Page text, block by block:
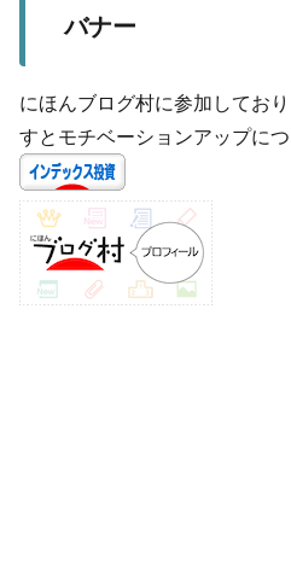
バナー
にほんブログ村に参加してお
すとモチベーションアップに